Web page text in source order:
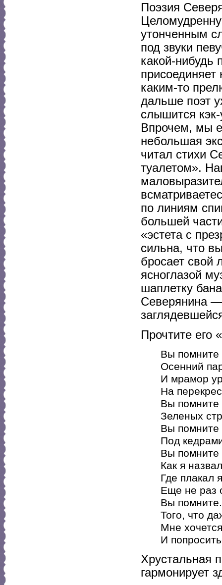
Поэзия
утонченным
под звуки
какой-нибудь
присоединяет
каким-то
дальше поэт
слышится
Впрочем, мы
небольшая
читал стихи
туалетом».
по линиям
большей
«эстета с
сильна, что
бросает свой
ясноглазой
шаплетку
Северянина —
Прочтите его
Вы помните
Осенний
И мрамор
На
Вы помните
Зеленых
Вы помните
Под
Вы
Как я
Где плакал
Еще не раз
Вы
Того, что
Мне
И
Хрустальная
гармонирует